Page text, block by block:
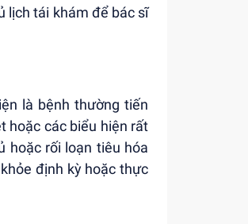
lịch tái khám để bác sĩ
là bệnh thường tiến
hoặc các biểu hiện rất
hoặc rối loạn tiêu hóa
định kỳ hoặc thực